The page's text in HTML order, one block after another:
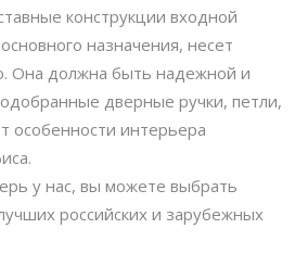
конструкции входной
назначения, несет
Она должна быть надежной и
дверные ручки, петли,
особенности интерьера
у нас, вы можете выбрать
российских и зарубежных